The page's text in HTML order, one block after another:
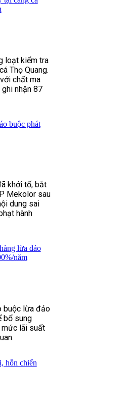
loạt kiểm tra
Thọ Quang.
chất ma
nhận 87
buộc phát
khởi tố, bắt
Mekolor sau
dung sai
hành
lừa đảo
năm
buộc lừa đảo
bổ sung
mức lãi suất
hỗn chiến